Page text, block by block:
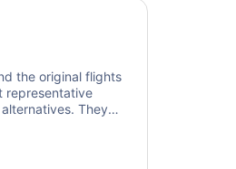
the original flights
representative
They
grateful for the